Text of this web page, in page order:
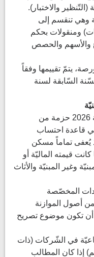
(التّنظير والاختبار).
وهي تنقسم إلى
ومنقولات بحكم
والأسهم والحصص
يتمّ تقييمها وفقاً
ديسمبر من السّنة السّابقة لسنة
من جانب آخر، أقرّ قانون الماليّة لسنة 2026 حزمة من
في قاعدة احتساب
يُعفى تماماً مسكن
قيمته الماليّة أو
وغير المبنيّة والأثاث
المخصّصة
أصول الموازنة
أن تكون موضوع تصريح
في الشّركات (ذات
إذا كان المطالب